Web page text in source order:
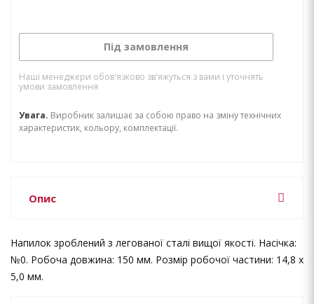
Під замовлення
Наші менеджери обов'язково зв'яжуться з вами і уточнять
умови замовлення
Увага. Виробник залишає за собою право на зміну технічних
характеристик, кольору, комплектації.
Опис
Напилок зроблений з легованої сталі вищої якості. Насічка:
№0. Робоча довжина: 150 мм. Розмір робочої частини: 14,8 х
5,0 мм.